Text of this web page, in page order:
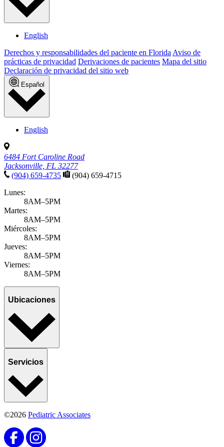
English
Derechos y responsabilidades del paciente en Florida Aviso de
prácticas de privacidad Derivaciones de pacientes Mapa del sitio
Declaración de privacidad del sitio web
Español
English
6484 Fort Caroline Road
Jacksonville, FL 32277
(904) 659-4735
(904) 659-4715
Lunes:
8AM–5PM
Martes:
8AM–5PM
Miércoles:
8AM–5PM
Jueves:
8AM–5PM
Viernes:
8AM–5PM
Ubicaciones
Servicios
©2026 Pediatric Associates